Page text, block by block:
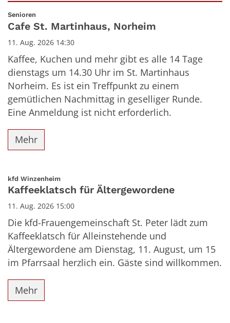
Datum: 11. August 2026
Senioren
Cafe St. Martinhaus, Norheim
11. Aug. 2026 14:30
Kaffee, Kuchen und mehr gibt es alle 14 Tage
dienstags um 14.30 Uhr im St. Martinhaus
Norheim. Es ist ein Treffpunkt zu einem
gemütlichen Nachmittag in geselliger Runde.
Eine Anmeldung ist nicht erforderlich.
Mehr
kfd Winzenheim:
Kaffeeklatsch für Ältergewordene
11. Aug. 2026 15:00
Die kfd-Frauengemeinschaft St. Peter lädt zum
Kaffeeklatsch für Alleinstehende und
Ältergewordene am Dienstag, 11. August, um 15
im Pfarrsaal herzlich ein. Gäste sind willkommen.
Mehr